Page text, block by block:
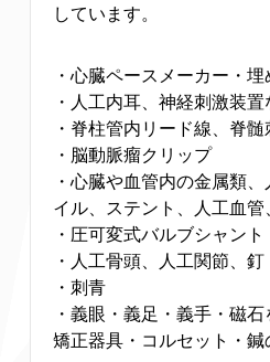
しています。
・心臓ペースメーカー・
・人工内耳、神経刺激装
・脊柱管内リード線、脊
・脳動脈瘤クリップ
・心臓や血管内の金属類
イル、ステント、人工血
・圧可変式バルブシャント
・人工骨頭、人工関節、釘
・刺青
・義眼・義足・義手・磁
矯正器具・コルセット・鍼